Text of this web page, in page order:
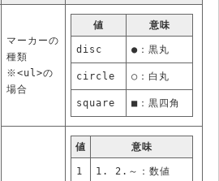
マーカーの
種類
※<ul>の
場合
値 意味
disc ●：黒丸
circle ○：白丸
square ■：黒四角
値 意味
1 1. 2.～：数値